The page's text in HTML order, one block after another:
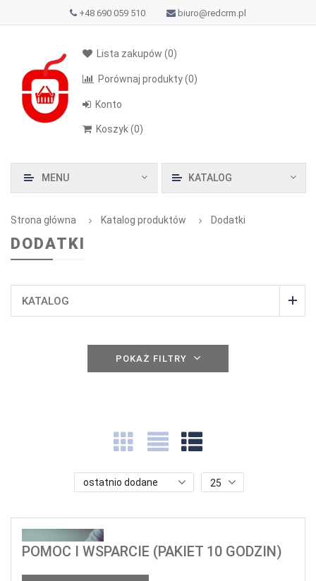
+48 690 059 510 biuro@redcrm.pl
Lista zakupów (0)
Porównaj produkty(0)
Konto
Koszyk(0)
KATALOG
MENU
Strona główna Katalog produktów Dodatki
DODATKI
KATALOG
POKAŻ FILTRY
ostatnio dodane 25
POMOC I WSPARCIE (PAKIET 10 GODZIN)